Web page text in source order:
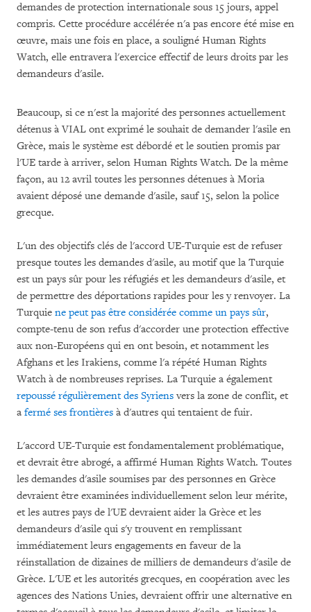
demandes de protection internationale sous 15 jours, appel
compris. Cette procédure accélérée n'a pas encore été mise en
œuvre, mais une fois en place, a souligné Human Rights
Watch, elle entravera l'exercice effectif de leurs droits par les
demandeurs d'asile.
Beaucoup, si ce n'est la majorité des personnes actuellement
détenus à VIAL ont exprimé le souhait de demander l'asile en
Grèce, mais le système est débordé et le soutien promis par
l'UE tarde à arriver, selon Human Rights Watch. De la même
façon, au 12 avril toutes les personnes détenues à Moria
avaient déposé une demande d'asile, sauf 15, selon la police
grecque.
L'un des objectifs clés de l'accord UE-Turquie est de refuser
presque toutes les demandes d'asile, au motif que la Turquie
est un pays sûr pour les réfugiés et les demandeurs d'asile, et
de permettre des déportations rapides pour les y renvoyer. La
Turquie ne peut pas être considérée comme un pays sûr,
compte-tenu de son refus d'accorder une protection effective
aux non-Européens qui en ont besoin, et notamment les
Afghans et les Irakiens, comme l'a répété Human Rights
Watch à de nombreuses reprises. La Turquie a également
repoussé régulièrement des Syriensvers la zone de conflit, et
a fermé ses frontières à d'autres qui tentaient de fuir.
L'accord UE-Turquie est fondamentalement problématique,
et devrait être abrogé, a affirmé Human Rights Watch. Toutes
les demandes d'asile soumises par des personnes en Grèce
devraient être examinées individuellement selon leur mérite,
et les autres pays de l'UE devraient aider la Grèce et les
demandeurs d'asile qui s'y trouvent en remplissant
immédiatement leurs engagements en faveur de la
réinstallation de dizaines de milliers de demandeurs d'asile de
Grèce. L'UE et les autorités grecques, en coopération avec les
agences des Nations Unies, devraient offrir une alternative en